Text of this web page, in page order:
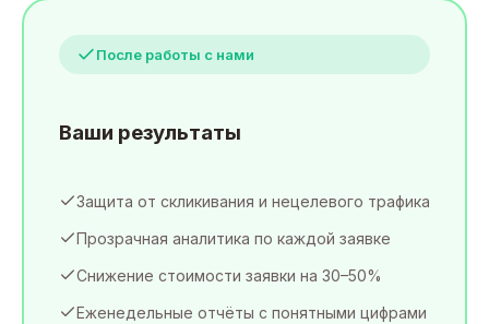
После работы с нами
Ваши результаты
Защита от скликивания и нецелевого трафика
Прозрачная аналитика по каждой заявке
Снижение стоимости заявки на 30–50%
Еженедельные отчёты с понятными цифрами